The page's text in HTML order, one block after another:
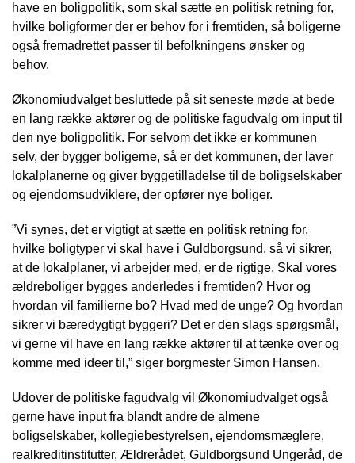
have en boligpolitik, som skal sætte en politisk retning for,
hvilke boligformer der er behov for i fremtiden, så boligerne
også fremadrettet passer til befolkningens ønsker og
behov.
Økonomiudvalget besluttede på sit seneste møde at bede
en lang række aktører og de politiske fagudvalg om input til
den nye boligpolitik. For selvom det ikke er kommunen
selv, der bygger boligerne, så er det kommunen, der laver
lokalplanerne og giver byggetilladelse til de boligselskaber
og ejendomsudviklere, der opfører nye boliger.
”Vi synes, det er vigtigt at sætte en politisk retning for,
hvilke boligtyper vi skal have i Guldborgsund, så vi sikrer,
at de lokalplaner, vi arbejder med, er de rigtige. Skal vores
ældreboliger bygges anderledes i fremtiden? Hvor og
hvordan vil familierne bo? Hvad med de unge? Og hvordan
sikrer vi bæredygtigt byggeri? Det er den slags spørgsmål,
vi gerne vil have en lang række aktører til at tænke over og
komme med ideer til,” siger borgmester Simon Hansen.
Udover de politiske fagudvalg vil Økonomiudvalget også
gerne have input fra blandt andre de almene
boligselskaber, kollegiebestyrelsen, ejendomsmæglere,
realkreditinstitutter, Ældrerådet, Guldborgsund Ungeråd, de